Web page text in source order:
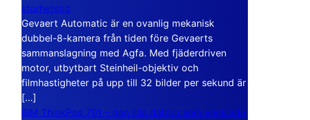
storhetstid
Gevaert Automatic är en ovanlig mekanisk
dubbel-8-kamera från tiden före Gevaerts
sammanslagning med Agfa. Med fjäderdriven
motor, utbytbart Steinheil-objektiv och
filmhastigheter på upp till 32 bilder per sekund är
[…]
IBM ThinkPad 701 – den lilla datorn som vecklade